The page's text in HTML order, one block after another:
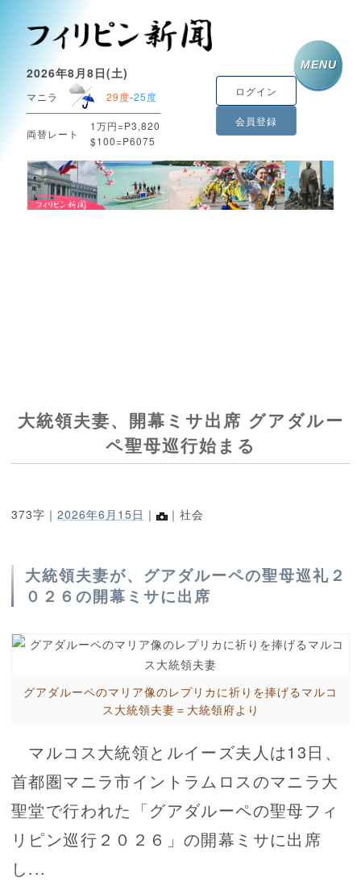
2026年8月8日(土)
マニラ 29度-25度
両替レート
1万円=P3,820
$100=P6075
ログイン
会員登録
MENU
大統領夫妻、開幕ミサ出席 グアダルー
ペ聖母巡行始まる
373字｜ 2026年6月15日 ｜ ｜社会
大統領夫妻が、グアダルーペの聖母巡礼２
０２６の開幕ミサに出席
グアダルーペのマリア像のレプリカに祈りを捧げるマルコ
ス大統領夫妻＝大統領府より
マルコス大統領とルイーズ夫人は13日、
首都圏マニラ市イントラムロスのマニラ大
聖堂で行われた「グアダルーペの聖母フィ
リピン巡行２０２６」の開幕ミサに出席
し...